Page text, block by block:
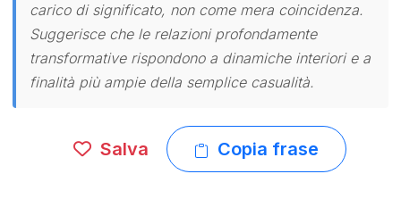
carico di significato, non come mera coincidenza.
Suggerisce che le relazioni profondamente
transformative rispondono a dinamiche interiori e a
finalità più ampie della semplice casualità.
Salva Copia frase